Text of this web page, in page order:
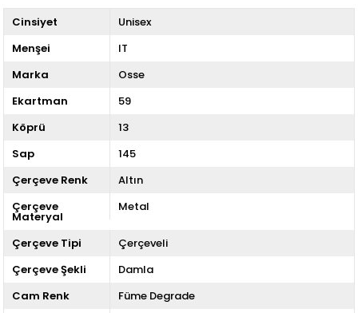
Cinsiyet
Unisex
Menşei
IT
Marka
Osse
Ekartman
59
Köprü
13
Sap
145
Çerçeve Renk
Altın
Çerçeve
Materyal
Metal
Çerçeve Tipi
Çerçeveli
Çerçeve Şekli
Damla
Cam Renk
Füme Degrade